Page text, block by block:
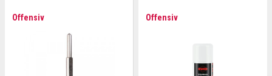
Offensiv Offensiv